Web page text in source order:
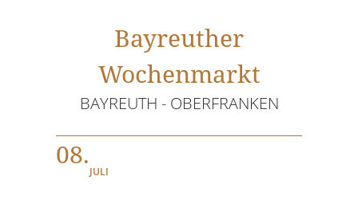
Bayreuther
Wochenmarkt
BAYREUTH - OBERFRANKEN
08.
JULI